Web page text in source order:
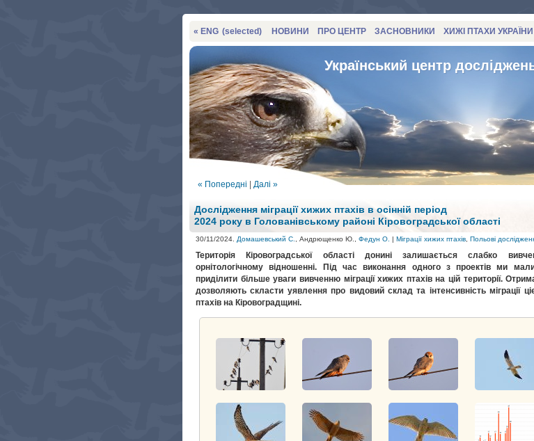
« ENG (selected) НОВИНИ ПРО ЦЕНТР ЗАСНОВНИКИ ХИЖІ ПТАХИ УКРАЇНИ
Український центр
« Попередні Далі »
Дослідження міграції хижих птахів в осінній період
2024 року в Голованівському районі Кіровоградської області
30/11/2024. Домашевський С. , Андрющенко Ю., Федун О. | Міграції хижих птахів Польові
Територія Кіровоградської області донині залишається слабко
орнітологічному відношенні. Під час виконання одного з проектів ми
приділити більше уваги вивченню міграції хижих птахів на цій території.
дозволяють скласти уявлення про видовий склад та інтенсивність міграції
птахів на Кіровоградщині.